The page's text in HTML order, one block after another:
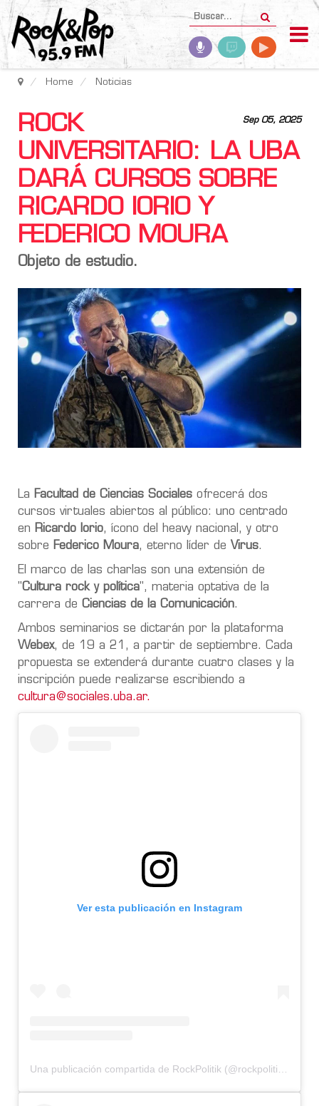
Home Noticias
Sep 05, 2025
ROCK
UNIVERSITARIO: LA UBA
DARÁ CURSOS SOBRE
RICARDO IORIO Y
FEDERICO MOURA
Objeto de estudio.
La Facultad de Ciencias Sociales ofrecerá dos
cursos virtuales abiertos al público: uno centrado
en Ricardo Iorio, ícono del heavy nacional, y otro
sobre Federico Moura, eterno líder de Virus.
El marco de las charlas son una extensión de
"Cultura rock y política", materia optativa de la
carrera de Ciencias de la Comunicación.
Ambos seminarios se dictarán por la plataforma
Webex, de 19 a 21, a partir de septiembre. Cada
propuesta se extenderá durante cuatro clases y la
inscripción puede realizarse escribiendo a
cultura@sociales.uba.ar.
Ver esta publicación en Instagram